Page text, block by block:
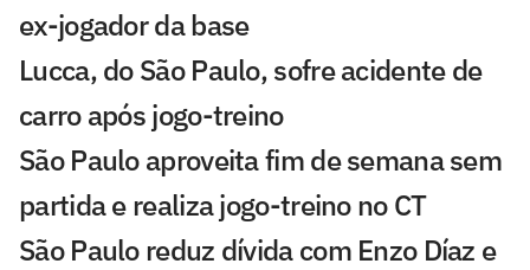
ex-jogador da base
Lucca, do São Paulo, sofre acidente de
carro após jogo-treino
São Paulo aproveita fim de semana sem
partida e realiza jogo-treino no CT
São Paulo reduz dívida com Enzo Díaz e